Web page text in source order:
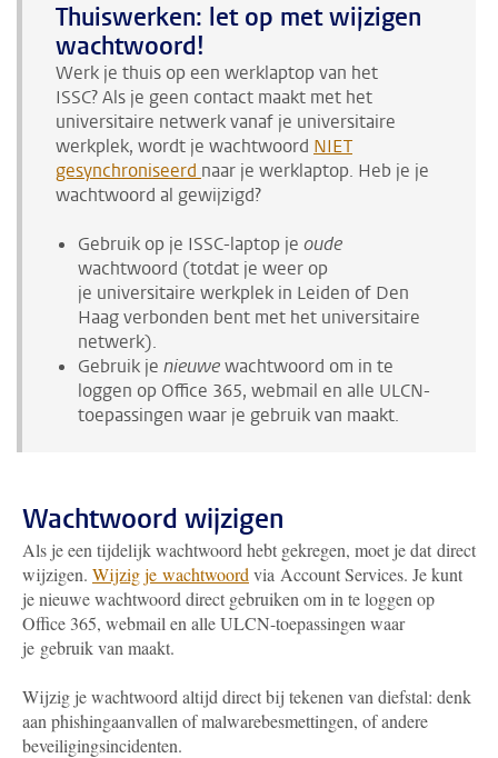
Thuiswerken: let op met wijzigen
wachtwoord!
Werk je thuis op een werklaptop van het
ISSC? Als je geen contact maakt met het
universitaire netwerk vanaf je universitaire
werkplek, wordt je wachtwoord NIET
gesynchroniseerd naar je werklaptop. Heb je je
wachtwoord al gewijzigd?
Gebruik op je ISSC-laptop je oude
wachtwoord (totdat je weer op
je universitaire werkplek in Leiden of Den
Haag verbonden bent met het universitaire
netwerk).
Gebruik je nieuwewachtwoord om in te
loggen op Office 365, webmail en alle ULCN-
toepassingen waar je gebruik van maakt.
Wachtwoord wijzigen
Als je een tijdelijk wachtwoord hebt gekregen, moet je dat direct
wijzigen. Wijzig je wachtwoord via Account Services. Je kunt
je nieuwe wachtwoord direct gebruiken om in te loggen op
Office 365, webmail en alle ULCN-toepassingen waar
je gebruik van maakt.
Wijzig je wachtwoord altijd direct bij tekenen van diefstal: denk
aan phishingaanvallen of malwarebesmettingen, of andere
beveiligingsincidenten.